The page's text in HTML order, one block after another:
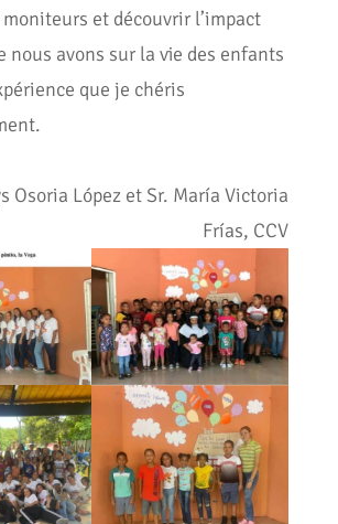
et découvrir l’impact
nous avons sur la vie des enfants
que je chéris
Osoria López et Sr. María Victoria
Frías, CCV